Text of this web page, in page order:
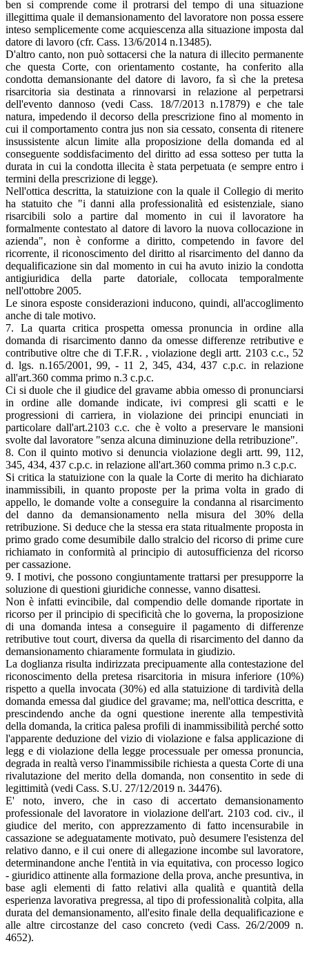
ben si comprende come il protrarsi del tempo di una situazione
illegittima quale il demansionamento del lavoratore non possa essere
inteso semplicemente come acquiescenza alla situazione imposta dal
datore di lavoro (cfr. Cass. 13/6/2014 n.13485).
D'altro canto, non può sottacersi che la natura di illecito permanente
che questa Corte, con orientamento costante, ha conferito alla
condotta demansionante del datore di lavoro, fa sì che la pretesa
risarcitoria sia destinata a rinnovarsi in relazione al perpetrarsi
dell'evento dannoso (vedi Cass. 18/7/2013 n.17879) e che tale
natura, impedendo il decorso della prescrizione fino al momento in
cui il comportamento contra jus non sia cessato, consenta di ritenere
insussistente alcun limite alla proposizione della domanda ed al
conseguente soddisfacimento del diritto ad essa sotteso per tutta la
durata in cui la condotta illecita è stata perpetuata (e sempre entro i
termini della prescrizione di legge).
Nell'ottica descritta, la statuizione con la quale il Collegio di merito
ha statuito che "i danni alla professionalità ed esistenziale, siano
risarcibili solo a partire dal momento in cui il lavoratore ha
formalmente contestato al datore di lavoro la nuova collocazione in
azienda", non è conforme a diritto, competendo in favore del
ricorrente, il riconoscimento del diritto al risarcimento del danno da
dequalificazione sin dal momento in cui ha avuto inizio la condotta
antigiuridica della parte datoriale, collocata temporalmente
nell'ottobre 2005.
Le sinora esposte considerazioni inducono, quindi, all'accoglimento
anche di tale motivo.
7. La quarta critica prospetta omessa pronuncia in ordine alla
domanda di risarcimento danno da omesse differenze retributive e
contributive oltre che di T.F.R. , violazione degli artt. 2103 c.c., 52
d. lgs. n.165/2001, 99, - 11 2, 345, 434, 437 c.p.c. in relazione
all'art.360 comma primo n.3 c.p.c.
Ci si duole che il giudice del gravame abbia omesso di pronunciarsi
in ordine alle domande indicate, ivi compresi gli scatti e le
progressioni di carriera, in violazione dei principi enunciati in
particolare dall'art.2103 c.c. che è volto a preservare le mansioni
svolte dal lavoratore "senza alcuna diminuzione della retribuzione".
8. Con il quinto motivo si denuncia violazione degli artt. 99, 112,
345, 434, 437 c.p.c. in relazione all'art.360 comma primo n.3 c.p.c.
Si critica la statuizione con la quale la Corte di merito ha dichiarato
inammissibili, in quanto proposte per la prima volta in grado di
appello, le domande volte a conseguire la condanna al risarcimento
del danno da demansionamento nella misura del 30% della
retribuzione. Si deduce che la stessa era stata ritualmente proposta in
primo grado come desumibile dallo stralcio del ricorso di prime cure
richiamato in conformità al principio di autosufficienza del ricorso
per cassazione.
9. I motivi, che possono congiuntamente trattarsi per presupporre la
soluzione di questioni giuridiche connesse, vanno disattesi.
Non è infatti evincibile, dal compendio delle domande riportate in
ricorso per il principio di specificità che lo governa, la proposizione
di una domanda intesa a conseguire il pagamento di differenze
retributive tout court, diversa da quella di risarcimento del danno da
demansionamento chiaramente formulata in giudizio.
La doglianza risulta indirizzata precipuamente alla contestazione del
riconoscimento della pretesa risarcitoria in misura inferiore (10%)
rispetto a quella invocata (30%) ed alla statuizione di tardività della
domanda emessa dal giudice del gravame; ma, nell'ottica descritta, e
prescindendo anche da ogni questione inerente alla tempestività
della domanda, la critica palesa profili di inammissibilità perché sotto
l'apparente deduzione del vizio di violazione e falsa applicazione di
legg e di violazione della legge processuale per omessa pronuncia,
degrada in realtà verso l'inammissibile richiesta a questa Corte di una
rivalutazione del merito della domanda, non consentito in sede di
legittimità (vedi Cass. S.U. 27/12/2019 n. 34476).
E' noto, invero, che in caso di accertato demansionamento
professionale del lavoratore in violazione dell'art. 2103 cod. civ., il
giudice del merito, con apprezzamento di fatto incensurabile in
cassazione se adeguatamente motivato, può desumere l'esistenza del
relativo danno, e il cui onere di allegazione incombe sul lavoratore,
determinandone anche l'entità in via equitativa, con processo logico
- giuridico attinente alla formazione della prova, anche presuntiva, in
base agli elementi di fatto relativi alla qualità e quantità della
esperienza lavorativa pregressa, al tipo di professionalità colpita, alla
durata del demansionamento, all'esito finale della dequalificazione e
alle altre circostanze del caso concreto (vedi Cass. 26/2/2009 n.
4652).